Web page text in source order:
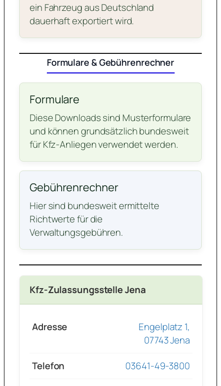
ein Fahrzeug aus Deutschland
dauerhaft exportiert wird.
Formulare & Gebührenrechner
Formulare
Diese Downloads sind Musterformulare
und können grundsätzlich bundesweit
für Kfz-Anliegen verwendet werden.
Gebührenrechner
Hier sind bundesweit ermittelte
Richtwerte für die
Verwaltungsgebühren.
Kfz-Zulassungsstelle Jena
Adresse
Engelplatz 1,
07743 Jena
Telefon
03641-49-3800